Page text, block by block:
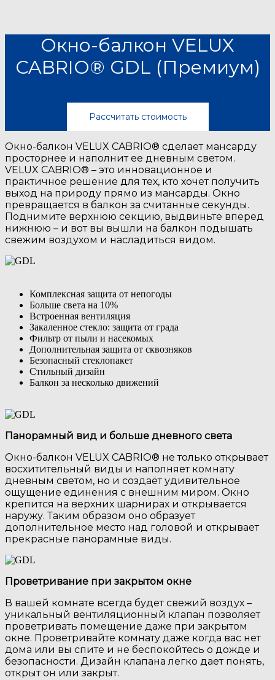
Окно-балкон VELUX
CABRIO® GDL (Премиум)
Рассчитать стоимость
Окно-балкон VELUX CABRIO® сделает мансарду
просторнее и наполнит ее дневным светом.
VELUX CABRIO® – это инновационное и
практичное решение для тех, кто хочет получить
выход на природу прямо из мансарды. Окно
превращается в балкон за считанные секунды.
Поднимите верхнюю секцию, выдвиньте вперед
нижнюю – и вот вы вышли на балкон подышать
свежим воздухом и насладиться видом.
Комплексная защита от непогоды
Больше света на 10%
Встроенная вентиляция
Закаленное стекло: защита от града
Фильтр от пыли и насекомых
Дополнительная защита от сквозняков
Безопасный стеклопакет
Стильный дизайн
Балкон за несколько движений
Панорамный вид и больше дневного света
Окно-балкон VELUX CABRIO® не только открывает
восхитительный виды и наполняет комнату
дневным светом, но и создаёт удивительное
ощущение единения с внешним миром. Окно
крепится на верхних шарнирах и открывается
наружу. Таким образом оно образует
дополнительное место над головой и открывает
прекрасные панорамные виды.
Проветривание при закрытом окне
В вашей комнате всегда будет свежий воздух –
уникальный вентиляционный клапан позволяет
проветривать помещение даже при закрытом
окне. Проветривайте комнату даже когда вас нет
дома или вы спите и не беспокойтесь о дожде и
безопасности. Дизайн клапана легко дает понять,
открыт он или закрыт.